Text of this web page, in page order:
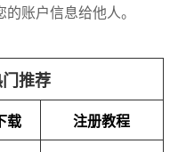
账户信息给他人。
推荐
载 注册教程